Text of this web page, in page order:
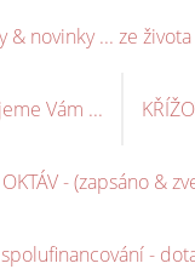
& novinky ... ze
Vám ...
- (zapsáno &
spolufinancování -